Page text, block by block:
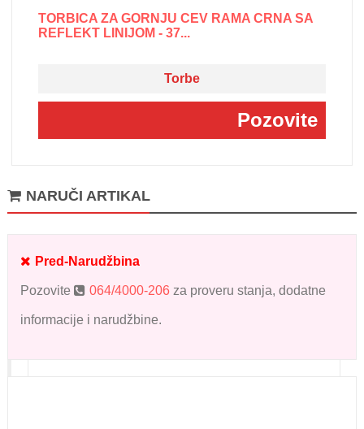
TORBICA ZA GORNJU CEV RAMA CRNA SA
REFLEKT LINIJOM - 37...
Torbe
Pozovite
NARUČI ARTIKAL
Pred-Narudžbina
Pozovite 064/4000-206 za proveru stanja, dodatne
informacije i narudžbine.